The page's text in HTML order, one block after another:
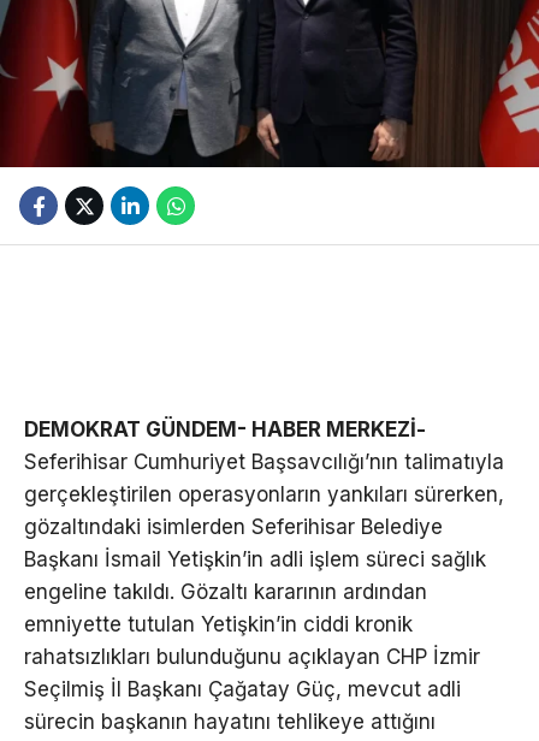
DEMOKRAT GÜNDEM- HABER MERKEZİ-
Seferihisar Cumhuriyet Başsavcılığı’nın talimatıyla
gerçekleştirilen operasyonların yankıları sürerken,
gözaltındaki isimlerden Seferihisar Belediye
Başkanı İsmail Yetişkin’in adli işlem süreci sağlık
engeline takıldı. Gözaltı kararının ardından
emniyette tutulan Yetişkin’in ciddi kronik
rahatsızlıkları bulunduğunu açıklayan CHP İzmir
Seçilmiş İl Başkanı Çağatay Güç, mevcut adli
sürecin başkanın hayatını tehlikeye attığını